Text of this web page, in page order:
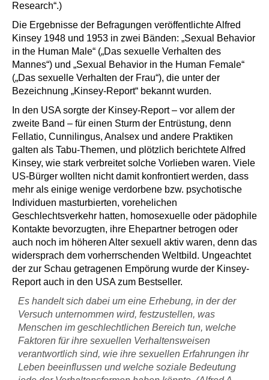
Research“.)
Die Ergebnisse der Befragungen veröffentlichte Alfred
Kinsey 1948 und 1953 in zwei Bänden: „Sexual Behavior
in the Human Male“ („Das sexuelle Verhalten des
Mannes“) und „Sexual Behavior in the Human Female“
(„Das sexuelle Verhalten der Frau“), die unter der
Bezeichnung „Kinsey-Report“ bekannt wurden.
In den USA sorgte der Kinsey-Report – vor allem der
zweite Band – für einen Sturm der Entrüstung, denn
Fellatio, Cunnilingus, Analsex und andere Praktiken
galten als Tabu-Themen, und plötzlich berichtete Alfred
Kinsey, wie stark verbreitet solche Vorlieben waren. Viele
US-Bürger wollten nicht damit konfrontiert werden, dass
mehr als einige wenige verdorbene bzw. psychotische
Individuen masturbierten, vorehelichen
Geschlechtsverkehr hatten, homosexuelle oder pädophile
Kontakte bevorzugten, ihre Ehepartner betrogen oder
auch noch im höheren Alter sexuell aktiv waren, denn das
widersprach dem vorherrschenden Weltbild. Ungeachtet
der zur Schau getragenen Empörung wurde der Kinsey-
Report auch in den USA zum Bestseller.
Es handelt sich dabei um eine Erhebung, in der der
Versuch unternommen wird, festzustellen, was
Menschen im geschlechtlichen Bereich tun, welche
Faktoren für ihre sexuellen Verhaltensweisen
verantwortlich sind, wie ihre sexuellen Erfahrungen ihr
Leben beeinflussen und welche soziale Bedeutung